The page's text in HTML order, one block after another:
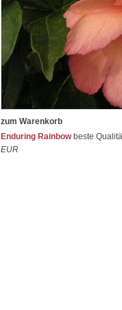
zum Warenkorb
Enduring Rainbowbeste
EUR